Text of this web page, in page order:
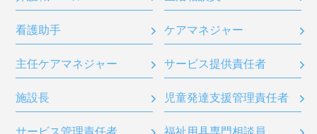
看護助手 ケアマネジャー
主任ケアマネジャー サービス提供責任者
施設長 児童発達支援管理責任者